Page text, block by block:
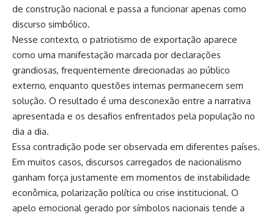
de construção nacional e passa a funcionar apenas como
discurso simbólico.
Nesse contexto, o patriotismo de exportação aparece
como uma manifestação marcada por declarações
grandiosas, frequentemente direcionadas ao público
externo, enquanto questões internas permanecem sem
solução. O resultado é uma desconexão entre a narrativa
apresentada e os desafios enfrentados pela população no
dia a dia.
Essa contradição pode ser observada em diferentes países.
Em muitos casos, discursos carregados de nacionalismo
ganham força justamente em momentos de instabilidade
econômica, polarização política ou crise institucional. O
apelo emocional gerado por símbolos nacionais tende a